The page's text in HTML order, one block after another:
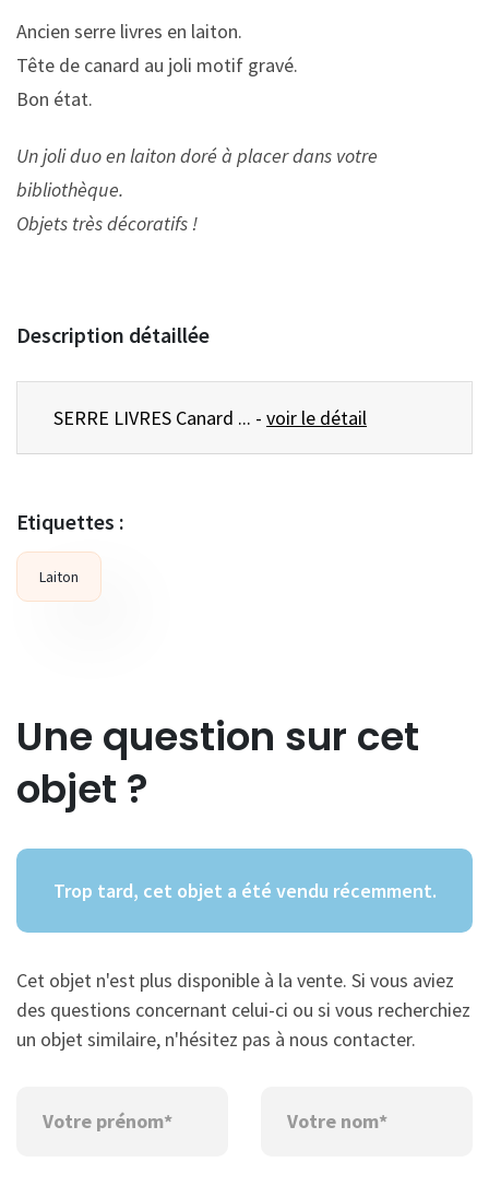
Ancien serre livres en laiton.
Tête de canard au joli motif gravé.
Bon état.
Un joli duo en laiton doré à placer dans votre
bibliothèque.
Objets très décoratifs !
Description détaillée
SERRE LIVRES Canard ... - voir le détail
Etiquettes :
Laiton
Une question sur cet
objet ?
Trop tard, cet objet a été vendu récemment.
Cet objet n'est plus disponible à la vente. Si vous aviez
des questions concernant celui-ci ou si vous recherchiez
un objet similaire, n'hésitez pas à nous contacter.